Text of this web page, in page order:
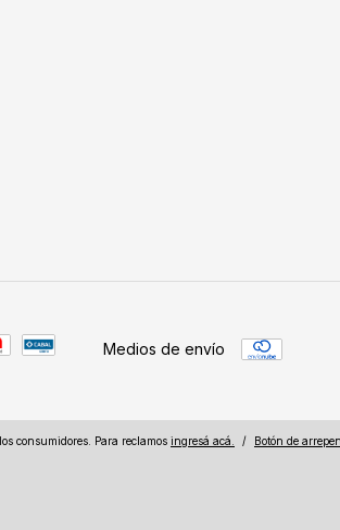
Medios de envío
consumidores. Para reclamos ingresá acá. / Botón de